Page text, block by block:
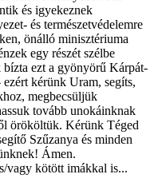
és igyekeznek
és természetvédelemre
önálló minisztériuma
egy részét szélbe
bízta ezt a gyönyörű Kárpát-
kérünk Uram, segíts,
megbecsüljük
tovább unokáinknak
örököltük. Kérünk Téged
Szűzanya és minden
Ámen.
vagy kötött imákkal is...